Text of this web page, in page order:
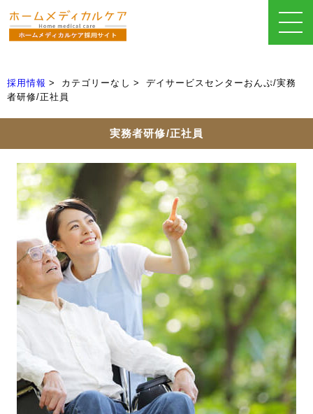
採用情報 カテゴリーなし
デイサービスセンターおんぷ/実務
者研修/正社員
実務者研修/正社員